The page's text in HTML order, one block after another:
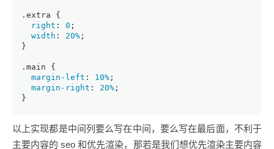
.extra {
right : 0 ;
width : 20% ;
}
.main {
margin-left : 10% ;
margin-right : 20% ;
}
以上实现都是中间列要么写在中间，要么写在最后面，不利于
主要内容的 seo 和优先渲染，那若是我们想优先渲染主要内容